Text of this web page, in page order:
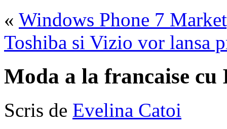
« Windows Phone 7
Toshiba si Vizio vor lansa
Moda a la francaise cu
Scris de Evelina Catoi